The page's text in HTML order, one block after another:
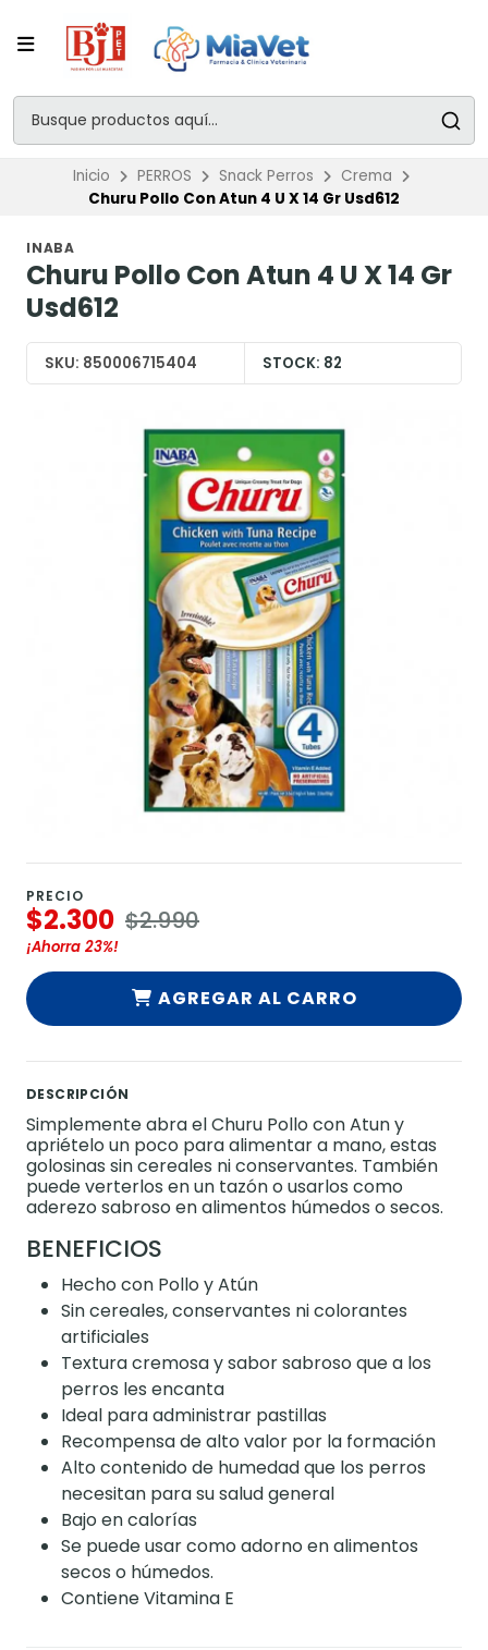
Inicio PERROS Snack Perros
Crema
Churu Pollo Con Atun 4 U X 14 Gr Usd612
INABA
Churu Pollo Con Atun 4 U X 14 Gr
Usd612
SKU: 850006715404 STOCK: 82
PRECIO
$2.300 $2.990
¡Ahorra 23%!
AGREGAR AL CARRO
DESCRIPCIÓN
Simplemente abra el Churu Pollo con Atun y
apriételo un poco para alimentar a mano, estas
golosinas sin cereales ni conservantes. También
puede verterlos en un tazón o usarlos como
aderezo sabroso en alimentos húmedos o secos.
BENEFICIOS
Hecho con Pollo y Atún
Sin cereales, conservantes ni colorantes
artificiales
Textura cremosa y sabor sabroso que a los
perros les encanta
Ideal para administrar pastillas
Recompensa de alto valor por la formación
Alto contenido de humedad que los perros
necesitan para su salud general
Bajo en calorías
Se puede usar como adorno en alimentos
secos o húmedos.
Contiene Vitamina E